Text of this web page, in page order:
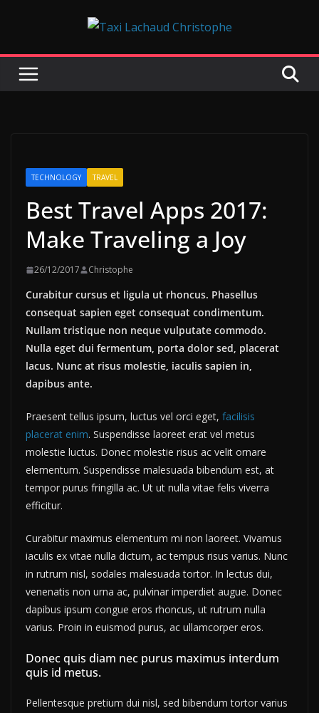
TECHNOLOGY TRAVEL
Best Travel Apps 2017:
Make Traveling a Joy
26/12/2017 Christophe
Curabitur cursus et ligula ut rhoncus. Phasellus
consequat sapien eget consequat condimentum.
Nullam tristique non neque vulputate commodo.
Nulla eget dui fermentum, porta dolor sed, placerat
lacus. Nunc at risus molestie, iaculis sapien in,
dapibus ante.
Praesent tellus ipsum, luctus vel orci eget, facilisis
placerat enim. Suspendisse laoreet erat vel metus
molestie luctus. Donec molestie risus ac velit ornare
elementum. Suspendisse malesuada bibendum est, at
tempor purus fringilla ac. Ut ut nulla vitae felis viverra
efficitur.
Curabitur maximus elementum mi non laoreet. Vivamus
iaculis ex vitae nulla dictum, ac tempus risus varius. Nunc
in rutrum nisl, sodales malesuada tortor. In lectus dui,
venenatis non urna ac, pulvinar imperdiet augue. Donec
dapibus ipsum congue eros rhoncus, ut rutrum nulla
varius. Proin in euismod purus, ac ullamcorper eros.
Donec quis diam nec purus maximus interdum
quis id metus.
Pellentesque pretium dui nisl, sed bibendum tortor varius